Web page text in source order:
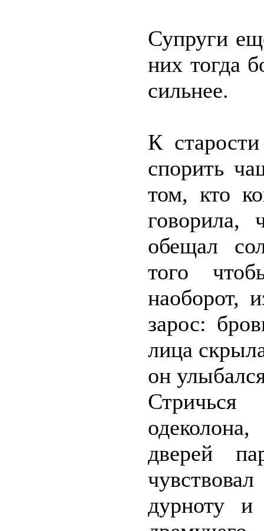
Супруги
них тогда
сильнее.
К
спорить
том, кто
говорила,
обещал
того
наоборот,
зарос:
лица
он
дверей
дурноту